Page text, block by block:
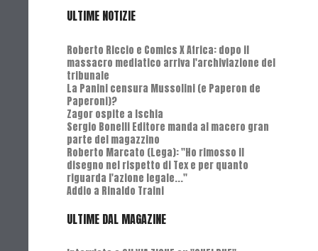
ULTIME NOTIZIE
Roberto Riccio e Comics X Africa: dopo il
massacro mediatico arriva l'archiviazione del
tribunale
La Panini censura Mussolini (e Paperon de
Paperoni)?
Zagor ospite a Ischia
Sergio Bonelli Editore manda al macero gran
parte del magazzino
Roberto Marcato (Lega): "Ho rimosso il
disegno nel rispetto di Tex e per quanto
riguarda l'azione legale..."
Addio a Rinaldo Traini
ULTIME DAL MAGAZINE